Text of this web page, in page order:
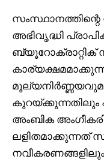
സംസ്ഥാനത്തിന്റെ
അഭിവൃദ്ധി
ബ്യൂറോക്രാറ്റിക്
അംബിക
ലളിതമാക്കുന്നത്